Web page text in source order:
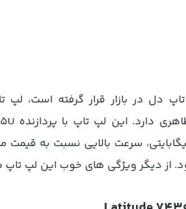
دارد. این لپ تاپ دل با رم 16 گیگابایتی،
از دیگر ویژگی های خوب این لپ تاپ